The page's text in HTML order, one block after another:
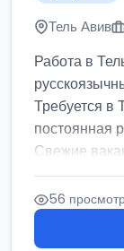
Тель Авив
Работа в
Требуется в
постоянная
Свежие
женщин от
56